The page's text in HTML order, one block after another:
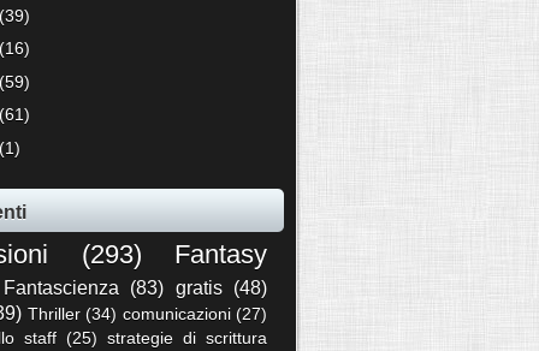
(39)
(16)
(59)
(61)
(1)
(293) Fantasy
Fantascienza (83) gratis (48)
Thriller (34) comunicazioni (27)
staff (25) strategie di scrittura